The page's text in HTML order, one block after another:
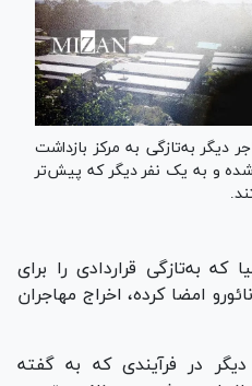
مطلع می‌گویند که ۲ مهاجر دیگر به‌تازگی به مرکز بازداشت
شده و به یک نفر دیگر که پیش‌تر
که به‌تازگی قراردادی را برای
امضا کرده، اخراج مهاجران
۲ مهاجر دیگر در فرآیندی که به گفته